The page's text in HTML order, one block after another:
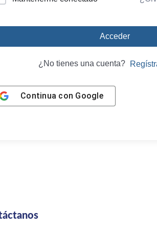
Acceder
¿No tienes una cuenta?
Continua con Google